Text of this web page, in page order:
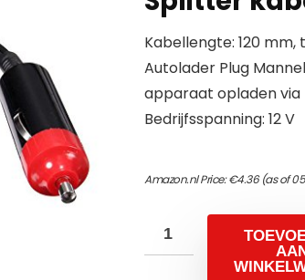
Kabellengte: 120
Autolader Plug
apparaat opladen via
Bedrijfsspanning: 12 V
Amazon.nl Price:€4.36(as of 05/